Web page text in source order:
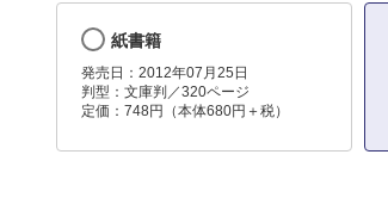
紙書籍
発売日：2012年07月25日
判型：文庫判／320ページ
定価：748円（本体680円＋税）